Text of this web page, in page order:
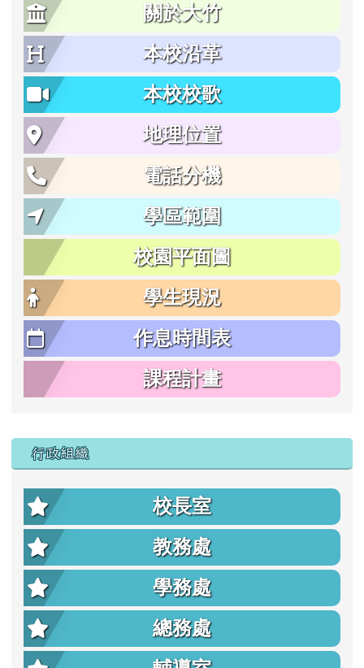
關於大竹
本校沿革
本校校歌
地理位置
電話分機
學區範圍
校園平面圖
學生現況
作息時間表
課程計畫
行政組織
校長室
教務處
學務處
總務處